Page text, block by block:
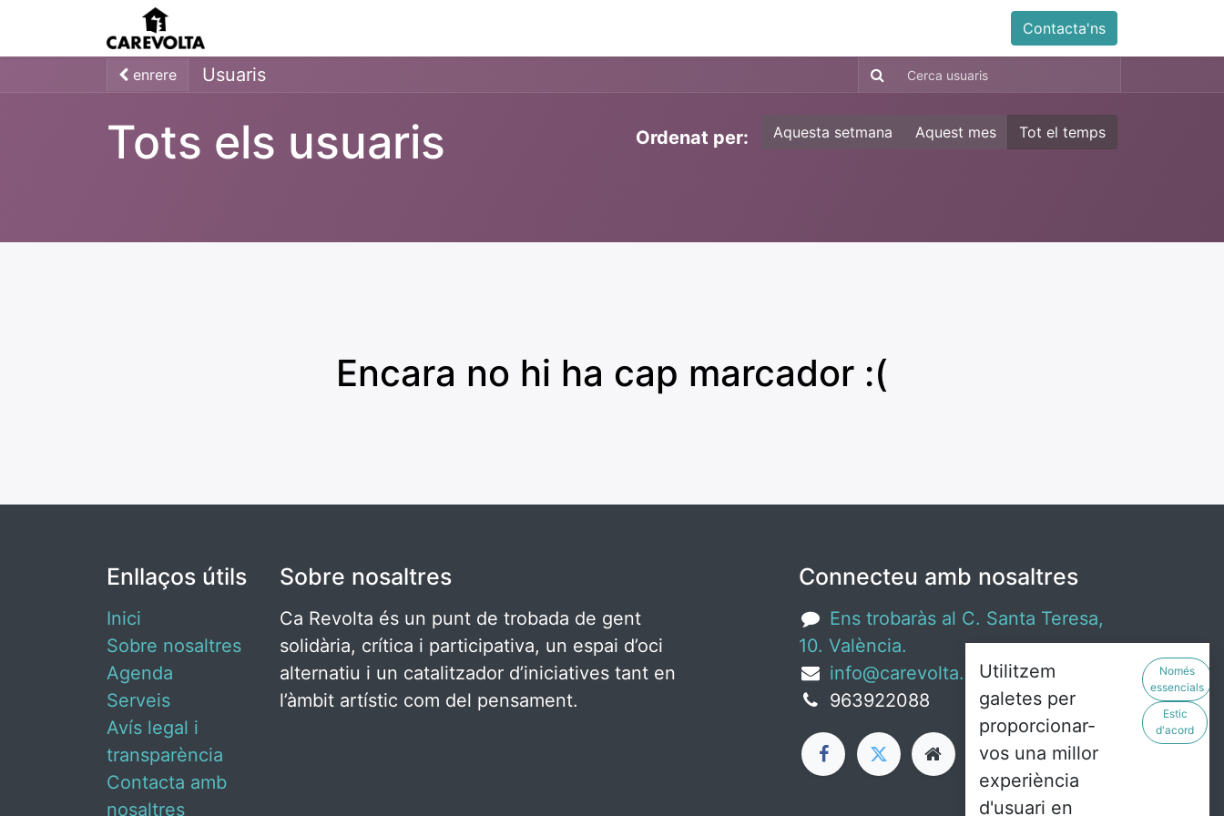
Antiga web Botiga
Contacta'ns
enrere Usuaris
Tots els usuaris Ordenat per: Aquesta setmana Aquest mes Tot el temps
Encara no hi ha cap marcador :(
Enllaços útils
Inici
Sobre nosaltres
Agenda
Serveis
Avís legal i
transparència
Contacta amb
nosaltres
Sobre nosaltres
Ca Revolta és un punt de trobada de gent
solidària, crítica i participativa, un espai d’oci
alternatiu i un catalitzador d’iniciatives tant en
l’àmbit artístic com del pensament.
Connecteu amb nosaltres
Ens trobaràs al C. Santa Teresa,
10. València.
info@carevolta.org
963922088
Utilitzem
galetes per
proporcionar-
vos una millor
experiència
d'usuari en
Només
essencials
Estic
d'acord